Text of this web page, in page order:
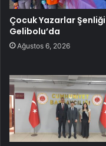
Çocuk Yazarlar Şenliği
Gelibolu’da
Ağustos 6, 2026